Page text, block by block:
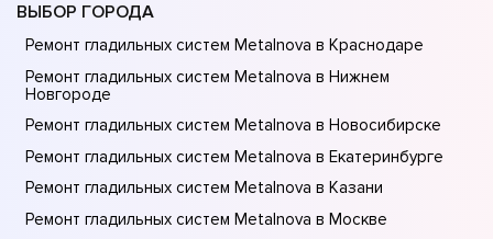
ВЫБОР ГОРОДА
Ремонт гладильных систем Metalnova в Краснодаре
Ремонт гладильных систем Metalnova в Нижнем
Новгороде
Ремонт гладильных систем Metalnova в Новосибирске
Ремонт гладильных систем Metalnova в Екатеринбурге
Ремонт гладильных систем Metalnova в Казани
Ремонт гладильных систем Metalnova в Москве